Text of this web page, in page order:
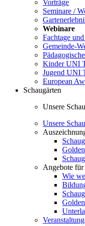
Vorträge
Seminare /
Webinare
Fachtage
Gemeinde-
Kinder UNI
Jugend UNI
European
Schaugärten
Unsere
Unsere
Angebote für
Wie